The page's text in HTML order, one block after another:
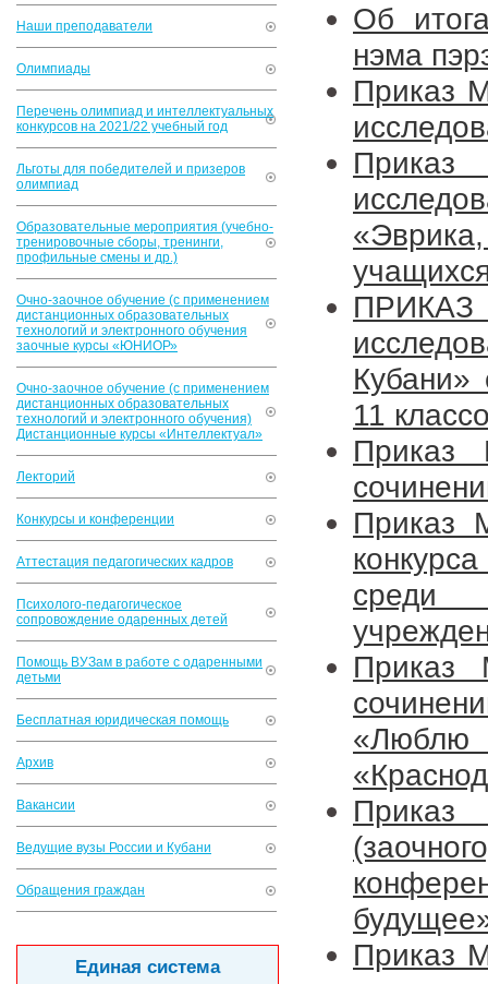
Наши преподаватели
Олимпиады
Перечень олимпиад и интеллектуальных
конкурсов на 2021/22 учебный год
Льготы для победителей и призеров
олимпиад
Образовательные мероприятия (учебно-
тренировочные сборы, тренинги,
профильные смены и др.)
Очно-заочное обучение (с применением
дистанционных образовательных
технологий и электронного обучения
заочные курсы «ЮНИОР»
Очно-заочное обучение (с применением
дистанционных образовательных
технологий и электронного обучения)
Дистанционные курсы «Интеллектуал»
Лекторий
Конкурсы и конференции
Аттестация педагогических кадров
Психолого-педагогическое
сопровождение одаренных детей
Помощь ВУЗам в работе с одаренными
детьми
Бесплатная юридическая помощь
Архив
Вакансии
Ведущие вузы России и Кубани
Обращения граждан
Единая система
Об
нэма
Приказ
Приказ
ПРИКАЗ
Кубани»
11
Приказ
Приказ
среди
Приказ
Приказ